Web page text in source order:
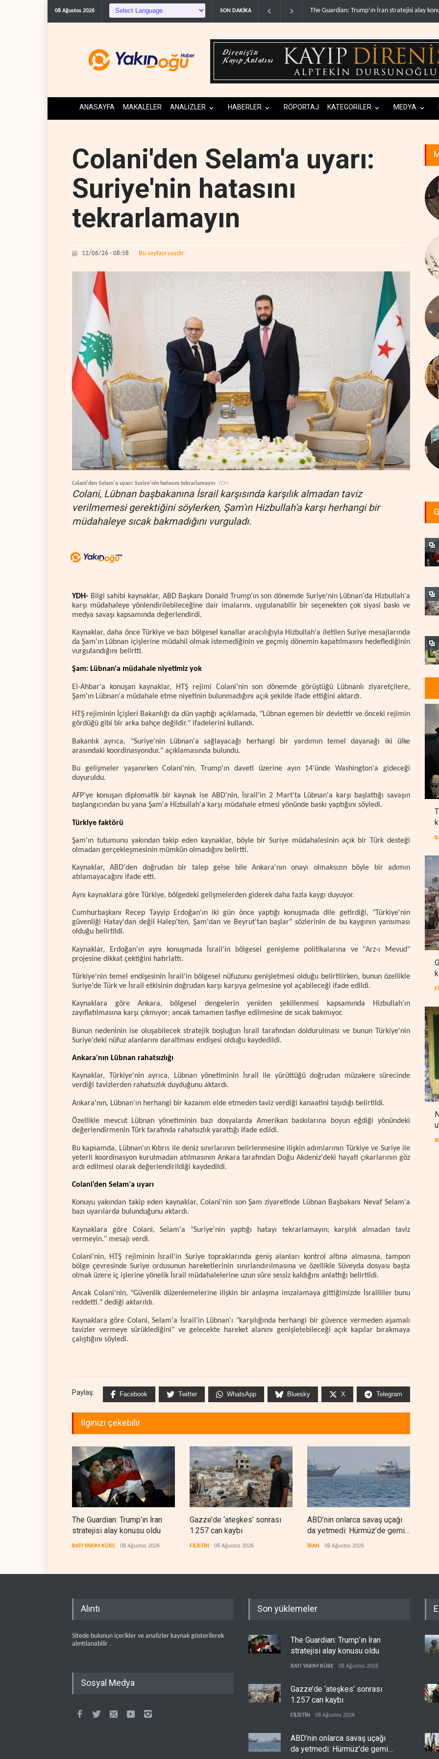
08 Ağustos 2026 SON DAKİKA Gazze’de ‘ateşkes’ sonrası 1.257 can kaybı..
ANASAYFA MAKALELER ANALİZLER HABERLER RÖPORTAJ KATEGORİLER MEDYA
Colani'den Selam'a uyarı:
Suriye'nin hatasını
tekrarlamayın
12/06/26 - 08:58 Bu sayfayı yazdır
Colani'den Selam'a uyarı: Suriye'nin hatasını tekrarlamayın YDH
Colani, Lübnan başbakanına İsrail karşısında karşılık almadan taviz
verilmemesi gerektiğini söylerken, Şam'ın Hizbullah'a karşı herhangi bir
müdahaleye sıcak bakmadığını vurguladı.
YDH- Bilgi sahibi kaynaklar, ABD Başkanı Donald Trump'ın son dönemde Suriye'nin Lübnan'da Hizbullah'a
karşı müdahaleye yönlendirilebileceğine dair imalarını, uygulanabilir bir seçenekten çok siyasi baskı ve
medya savaşı kapsamında değerlendirdi.
Kaynaklar, daha önce Türkiye ve bazı bölgesel kanallar aracılığıyla Hizbullah'a iletilen Suriye mesajlarında
da Şam'ın Lübnan içişlerine müdahil olmak istemediğinin ve geçmiş dönemin kapatılmasını hedeflediğinin
vurgulandığını belirtti.
Şam: Lübnan'a müdahale niyetimiz yok
El-Ahbar'a konuşan kaynaklar, HTŞ rejimi Colani’nin son dönemde görüştüğü Lübnanlı ziyaretçilere,
Şam'ın Lübnan'a müdahale etme niyetinin bulunmadığını açık şekilde ifade ettiğini aktardı.
HTŞ rejiminin İçişleri Bakanlığı da dün yaptığı açıklamada, "Lübnan egemen bir devlettir ve önceki rejimin
gördüğü gibi bir arka bahçe değildir." ifadelerini kullandı.
Bakanlık ayrıca, "Suriye'nin Lübnan'a sağlayacağı herhangi bir yardımın temel dayanağı iki ülke
arasındaki koordinasyondur." açıklamasında bulundu.
Bu gelişmeler yaşanırken Colani’nin, Trump'ın daveti üzerine ayın 14'ünde Washington'a gideceği
duyuruldu.
AFP'ye konuşan diplomatik bir kaynak ise ABD'nin, İsrail'in 2 Mart'ta Lübnan'a karşı başlattığı savaşın
başlangıcından bu yana Şam'a Hizbullah'a karşı müdahale etmesi yönünde baskı yaptığını söyledi.
Türkiye faktörü
Şam'ın tutumunu yakından takip eden kaynaklar, böyle bir Suriye müdahalesinin açık bir Türk desteği
olmadan gerçekleşmesinin mümkün olmadığını belirtti.
Kaynaklar, ABD'den doğrudan bir talep gelse bile Ankara'nın onayı olmaksızın böyle bir adımın
atılamayacağını ifade etti.
Aynı kaynaklara göre Türkiye, bölgedeki gelişmelerden giderek daha fazla kaygı duyuyor.
Cumhurbaşkanı Recep Tayyip Erdoğan'ın iki gün önce yaptığı konuşmada dile getirdiği, "Türkiye'nin
güvenliği Hatay'dan değil Halep'ten, Şam'dan ve Beyrut'tan başlar" sözlerinin de bu kaygının yansıması
olduğu belirtildi.
Kaynaklar, Erdoğan'ın aynı konuşmada İsrail'in bölgesel genişleme politikalarına ve "Arz-ı Mevud"
projesine dikkat çektiğini hatırlattı.
Türkiye'nin temel endişesinin İsrail'in bölgesel nüfuzunu genişletmesi olduğu belirtilirken, bunun özellikle
Suriye'de Türk ve İsrail etkisinin doğrudan karşı karşıya gelmesine yol açabileceği ifade edildi.
Kaynaklara göre Ankara, bölgesel dengelerin yeniden şekillenmesi kapsamında Hizbullah'ın
zayıflatılmasına karşı çıkmıyor; ancak tamamen tasfiye edilmesine de sıcak bakmıyor.
Bunun nedeninin ise oluşabilecek stratejik boşluğun İsrail tarafından doldurulması ve bunun Türkiye'nin
Suriye'deki nüfuz alanlarını daraltması endişesi olduğu kaydedildi.
Ankara'nın Lübnan rahatsızlığı
Kaynaklar, Türkiye'nin ayrıca, Lübnan yönetiminin İsrail ile yürüttüğü doğrudan müzakere sürecinde
verdiği tavizlerden rahatsızlık duyduğunu aktardı.
Ankara'nın, Lübnan'ın herhangi bir kazanım elde etmeden taviz verdiği kanaatini taşıdığı belirtildi.
Özellikle mevcut Lübnan yönetiminin bazı dosyalarda Amerikan baskılarına boyun eğdiği yönündeki
değerlendirmenin Türk tarafında rahatsızlık yarattığı ifade edildi.
Bu kapsamda, Lübnan'ın Kıbrıs ile deniz sınırlarının belirlenmesine ilişkin adımlarının Türkiye ve Suriye ile
yeterli koordinasyon kurulmadan atılmasının Ankara tarafından Doğu Akdeniz'deki hayati çıkarlarının göz
ardı edilmesi olarak değerlendirildiği kaydedildi.
Colani’den Selam'a uyarı
Konuyu yakından takip eden kaynaklar, Colani’nin son Şam ziyaretinde Lübnan Başbakanı Nevaf Selam'a
bazı uyarılarda bulunduğunu aktardı.
Kaynaklara göre Colani, Selam'a "Suriye'nin yaptığı hatayı tekrarlamayın; karşılık almadan taviz
vermeyin." mesajı verdi.
Colani’nin, HTŞ rejiminin İsrail'in Suriye topraklarında geniş alanları kontrol altına almasına, tampon
bölge çevresinde Suriye ordusunun hareketlerinin sınırlandırılmasına ve özellikle Süveyda dosyası başta
olmak üzere iç işlerine yönelik İsrail müdahalelerine uzun süre sessiz kaldığını anlattığı belirtildi.
Ancak Colani’nin, "Güvenlik düzenlemelerine ilişkin bir anlaşma imzalamaya gittiğimizde İsrailliler bunu
reddetti." dediği aktarıldı.
Kaynaklara göre Colani, Selam'a İsrail'in Lübnan'ı "karşılığında herhangi bir güvence vermeden aşamalı
tavizler vermeye sürüklediğini" ve gelecekte hareket alanını genişletebileceği açık kapılar bırakmaya
çalıştığını söyledi.
Paylaş: Facebook Twitter WhatsApp Bluesky X Telegram
İlginizi çekebilir
The Guardian: Trump’ın İran
stratejisi alay konusu oldu
BATI YARIM KÜRE 08 Ağustos 2026
Gazze’de ‘ateşkes’ sonrası
1.257 can kaybı
FİLİSTİN 08 Ağustos 2026
ABD’nin onlarca savaş uçağı
da yetmedi: Hürmüz’de gemi
vuruldu
İRAN 08 Ağustos 2026
Alıntı
Sitede bulunun içerikler ve analizler kaynak gösterilerek
alıntılanabilir .
Sosyal Medya
Son yüklemeler
The Guardian: Trump’ın İran
stratejisi alay konusu oldu
BATI YARIM KÜRE 08 Ağustos 2026
Gazze’de ‘ateşkes’ sonrası
1.257 can kaybı
FİLİSTİN 08 Ağustos 2026
ABD’nin onlarca savaş uçağı
da yetmedi: Hürmüz’de gemi